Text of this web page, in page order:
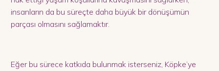
insanların da bu süreçte daha büyük bir dönüşümün
parçası olmasını sağlamaktır.
Eğer bu sürece katkıda bulunmak isterseniz, Köpke’ye